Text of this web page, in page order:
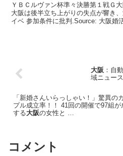
ＹＢＣルヴァン杯準々決勝第１戦Ｇ
大阪は後半立ち上がりの失点が響き
イベ 参加条件に批判.Source: 大阪婚
大阪 ：自
域ニュー
「新婚さんいらっしゃい！」驚異の
プル成立率！！ 41回の開催で97組が
する大阪の女性と …
コメント